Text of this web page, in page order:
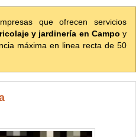
que ofrecen servicios
y jardinería en Campo y
máxima en linea recta de 50